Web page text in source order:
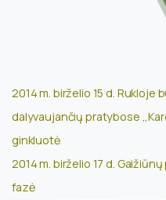
2014 m. birželio 15 d. Rukloje
dalyvaujančių pratybose
ginkluotė
2014 m. birželio 17 d.
fazė